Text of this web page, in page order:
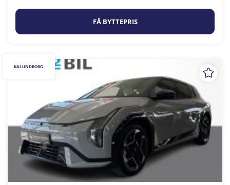
FÅ BYTTEPRIS
KALUNDBORG